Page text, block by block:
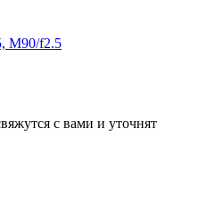
M90/f2.5
с вами и уточнят